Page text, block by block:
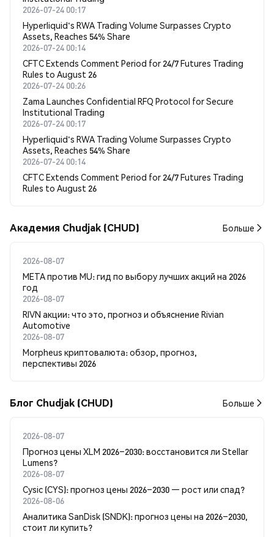
2026-07-24 00:17
Hyperliquid's RWA Trading Volume Surpasses Crypto
Assets, Reaches 54% Share
2026-07-24 00:14
CFTC Extends Comment Period for 24/7 Futures Trading
Rules to August 26
2026-07-24 00:26
Zama Launches Confidential RFQ Protocol for Secure
Institutional Trading
2026-07-24 00:17
Hyperliquid's RWA Trading Volume Surpasses Crypto
Assets, Reaches 54% Share
2026-07-24 00:14
CFTC Extends Comment Period for 24/7 Futures Trading
Rules to August 26
Академия Chudjak (CHUD) Больше
2026-08-07
META против MU: гид по выбору лучших акций на 2026
год
2026-08-07
RIVN акции: что это, прогноз и объяснение Rivian
Automotive
2026-08-07
Morpheus криптовалюта: обзор, прогноз,
перспективы 2026
Блог Chudjak (CHUD) Больше
2026-08-07
Прогноз цены XLM 2026–2030: восстановится ли Stellar
Lumens?
2026-08-07
Cysic (CYS): прогноз цены 2026–2030 — рост или спад?
2026-08-06
Аналитика SanDisk (SNDK): прогноз цены на 2026–2030,
стоит ли купить?